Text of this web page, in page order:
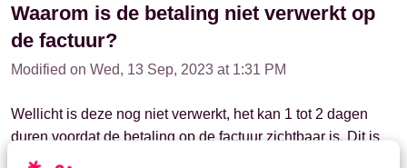
Waarom is de betaling niet verwerkt op
de factuur?
Modified on Wed, 13 Sep, 2023 at 1:31 PM
Wellicht is deze nog niet verwerkt, het kan 1 tot 2 dagen
duren voordat de betaling op de factuur zichtbaar is. Dit is
afhankelijk van jouw bank.